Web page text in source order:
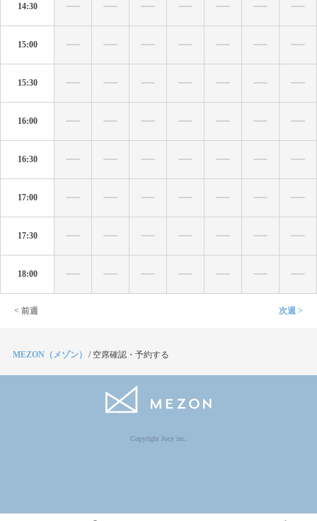
14:30
15:00
15:30
16:00
16:30
17:00
17:30
18:00
< 前週 次週 >
MEZON（メゾン） / 空席確認・予約する
Copyright Jocy inc.